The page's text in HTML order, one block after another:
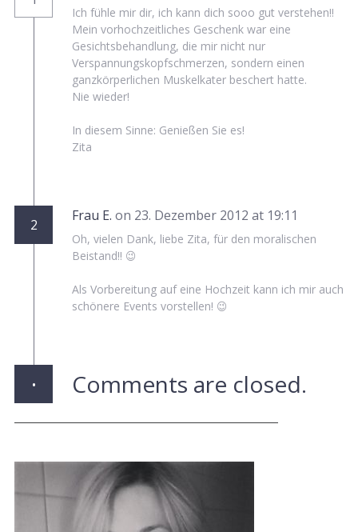
Ich fühle mir dir, ich kann dich sooo gut verstehen!!
Mein vorhochzeitliches Geschenk war eine
Gesichtsbehandlung, die mir nicht nur
Verspannungskopfschmerzen, sondern einen
ganzkörperlichen Muskelkater beschert hatte.
Nie wieder!
In diesem Sinne: Genießen Sie es!
Zita
2
Frau E. on 23. Dezember 2012 at 19:11
Oh, vielen Dank, liebe Zita, für den moralischen
Beistand!! 😉
Als Vorbereitung auf eine Hochzeit kann ich mir auch
schönere Events vorstellen! 😉
· Comments are closed.